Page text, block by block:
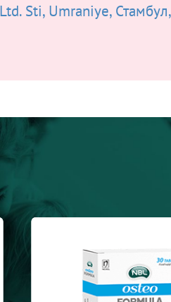
Sti, Umraniye, Стамбул,